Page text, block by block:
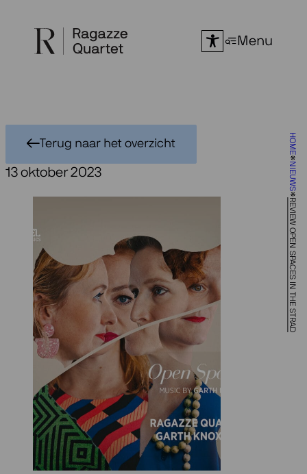
HOME
NIEUWS
REVIEW OPEN SPACES IN THE STRAD
Menu
13 oktober 2023
Terug naar het overzicht